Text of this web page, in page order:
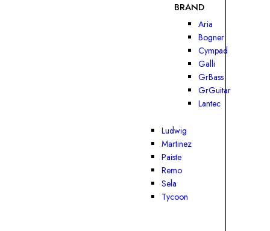
BRAND
Aria
Bogner
Cympad
Galli
GrBass
GrGuitar
Lantec
Ludwig
Martinez
Paiste
Remo
Sela
Tycoon